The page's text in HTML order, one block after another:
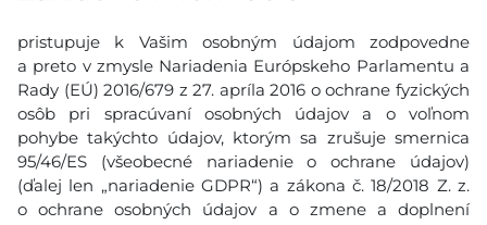
pristupuje k Vašim osobným údajom zodpovedne
a preto v zmysle Nariadenia Európskeho Parlamentu a
Rady (EÚ) 2016/679 z 27. apríla 2016 o ochrane fyzických
osôb pri spracúvaní osobných údajov a o voľnom
pohybe takýchto údajov, ktorým sa zrušuje smernica
95/46/ES (všeobecné nariadenie o ochrane údajov)
(ďalej len „nariadenie GDPR“) a zákona č. 18/2018 Z. z.
o ochrane osobných údajov a o zmene a doplnení